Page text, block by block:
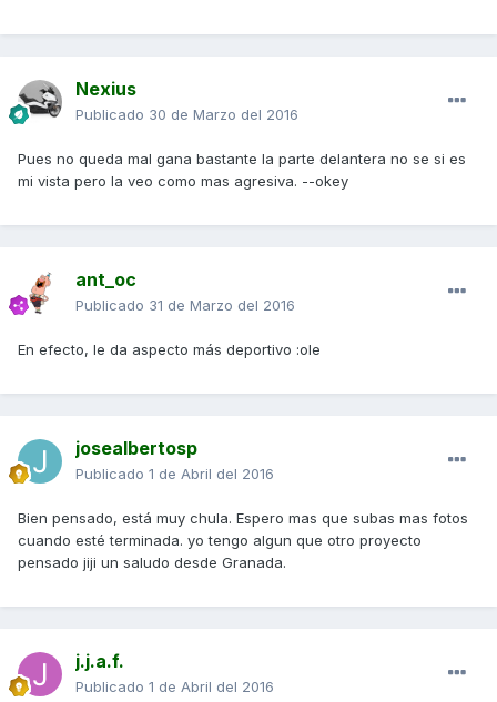
Nexius
Publicado 30 de Marzo del 2016
Pues no queda mal gana bastante la parte delantera no se si es
mi vista pero la veo como mas agresiva. --okey
ant_oc
Publicado 31 de Marzo del 2016
En efecto, le da aspecto más deportivo :ole
josealbertosp
Publicado 1 de Abril del 2016
Bien pensado, está muy chula. Espero mas que subas mas fotos
cuando esté terminada. yo tengo algun que otro proyecto
pensado jiji un saludo desde Granada.
j.j.a.f.
Publicado 1 de Abril del 2016